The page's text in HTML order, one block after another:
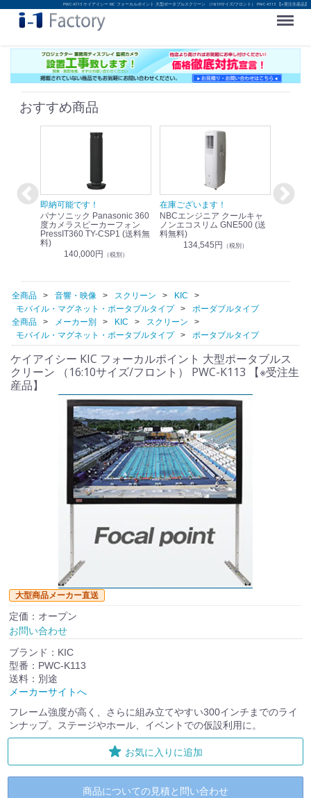
PWC-K113 ケイアイシー KIC フォーカルポイント 大型ポータブルスクリーン （16:10サイズ/フロント） PWC-K113 【※受注生産品】
Menu
おすすめ商品
即納可能です！
パナソニック Panasonic 360
度カメラスピーカーフォン
PressIT360 TY-CSP1 (送料無
料)
140,000円 （税別）
在庫ございます！
NBCエンジニア クールキャ
ノンエコスリム GNE500 (送
料無料)
134,545円 （税別）
即納可
全商品 音響・映像 スクリーン
KIC
モバイル・マグネット・ポータブルタイプ
ポーダブルタイプ
全商品
メーカー別 KIC
スクリーン
モバイル・マグネット・ポータブルタイプ
ポータブルタイプ
ケイアイシー KIC フォーカルポイント 大型ポータブルス
クリーン （16:10サイズ/フロント） PWC-K113 【※受注生
産品】
大型商品メーカー直送
定価：オープン
お問い合わせ
ブランド：KIC
型番：PWC-K113
送料：別途
メーカーサイトへ
フレーム強度が高く、さらに組み立てやすい300インチまでのライ
ンナップ。ステージやホール、イベントでの仮設利用に。
お気に入りに追加
商品についての見積と問い合わせ